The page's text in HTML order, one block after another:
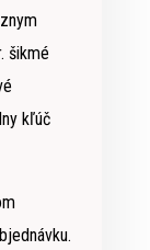
šikmé
kľúč